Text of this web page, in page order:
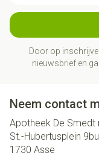
Door op
nieuwsbrief en
Neem contact
Apotheek De Smedt
St.-Hubertusplein
1730 Asse